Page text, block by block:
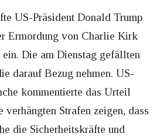
US-Präsident Donald Trump
Ermordung von Charlie Kirk
Die am Dienstag gefällten
darauf Bezug nehmen. US-
kommentierte das Urteil
Strafen zeigen, dass
die Sicherheitskräfte und